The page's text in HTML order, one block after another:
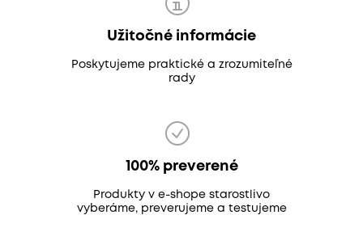
Užitočné informácie
Poskytujeme praktické a zrozumiteľné
rady
100% preverené
Produkty v e-shope starostlivo
vyberáme, preverujeme a testujeme